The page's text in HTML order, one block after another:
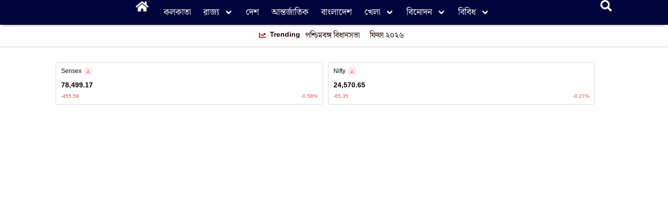
কলকাতা রাজ্য দেশ আন্তর্জাতিক বাংলাদেশ খেলা বিনোদন বিবিধ
Trending পশ্চিমবঙ্গ বিধানসভা ফিফা ২০২৬